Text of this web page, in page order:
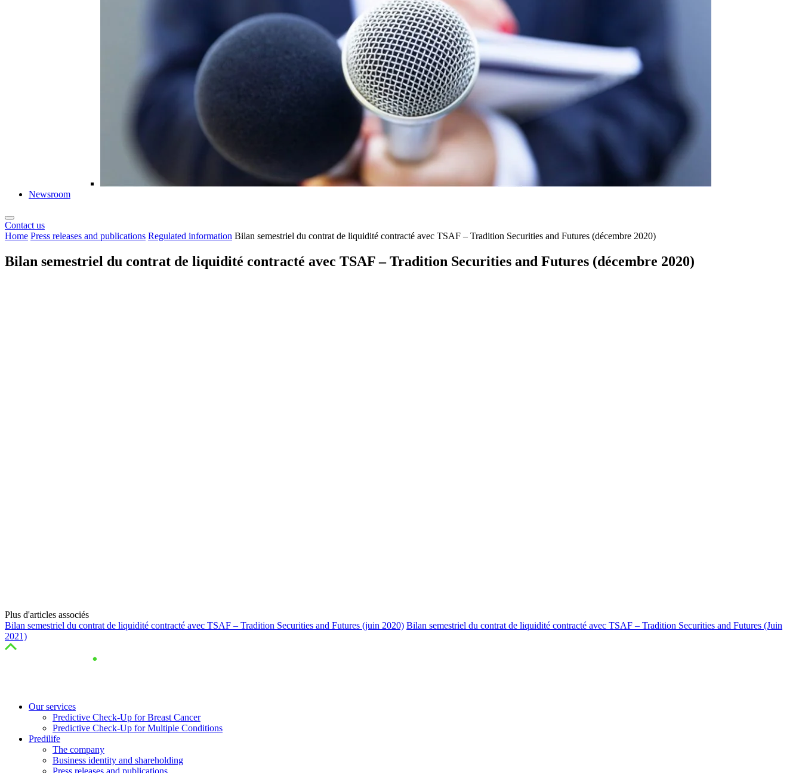
Newsroom
Contact us
Home Press releases and publications Regulated information Bilan semestriel du contrat de liquidité contracté avec TSAF – Tradition Securities and Futures (décembre 2020)
Bilan semestriel du contrat de liquidité contracté avec TSAF – Tradition Securities and Futures (décembre 2020)
Plus d'articles associés
Bilan semestriel du contrat de liquidité contracté avec TSAF – Tradition Securities and Futures (juin 2020) Bilan semestriel du contrat de liquidité contracté avec TSAF – Tradition Securities and Futures (Juin
2021)
Our services
Predictive Check-Up for Breast Cancer
Predictive Check-Up for Multiple Conditions
Predilife
The company
Business identity and shareholding
Press releases and publications